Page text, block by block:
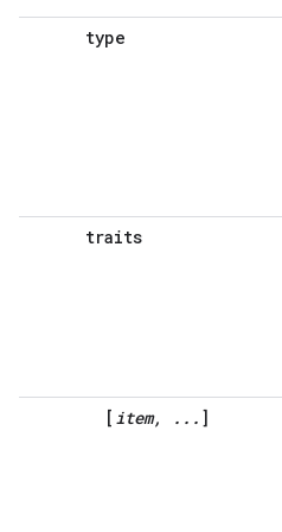
type
traits
[ item, ... ]